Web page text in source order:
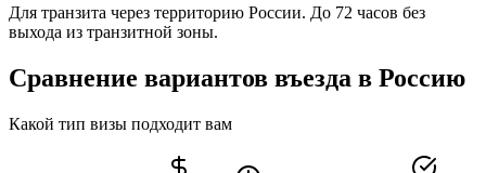
Для транзита через территорию России. До 72 часов без
выхода из транзитной зоны.
Сравнение вариантов въезда в Россию
Какой тип визы подходит вам